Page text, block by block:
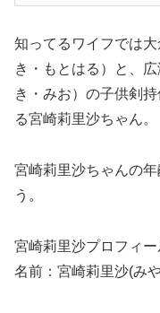
知ってるワイフでは
き・もとはる）と、
き・みお）の子供剣
る宮崎莉里沙ちゃん。
宮崎莉里沙ちゃんの
う。
宮崎莉里沙プロフィー
名前：宮崎莉里沙(み